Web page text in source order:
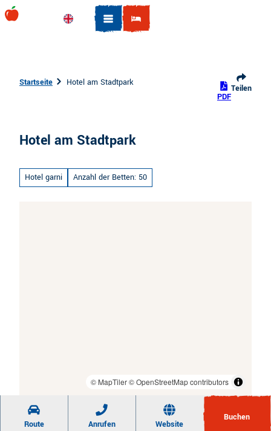
EnglischSuche
Startseite
Hotel am Stadtpark
PDF
Teilen
Hotel am Stadtpark
Hotel garni Anzahl der Betten: 50
© MapTiler© OpenStreetMap contributors
Route Anrufen Website
Buchen